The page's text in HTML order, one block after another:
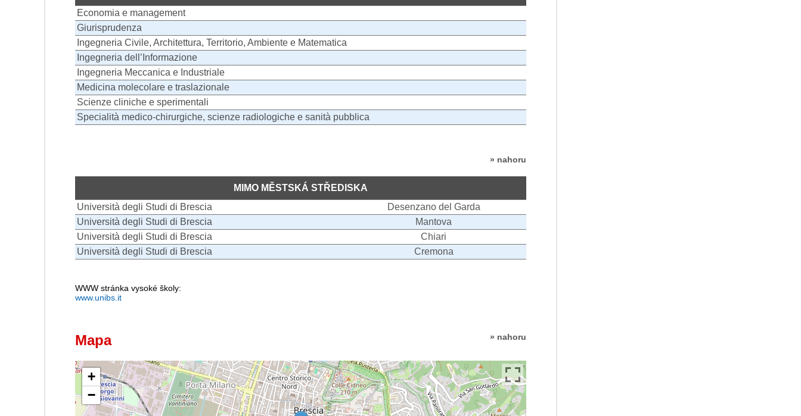
Economia e management
Giurisprudenza
Ingegneria Civile, Architettura, Territorio, Ambiente e Matematica
Ingegneria dell’Informazione
Ingegneria Meccanica e Industriale
Medicina molecolare e traslazionale
Scienze cliniche e sperimentali
Specialità medico-chirurgiche, scienze radiologiche e sanità pubblica
» nahoru
MIMO MĚSTSKÁ STŘEDISKA
Università degli Studi di Brescia
Desenzano del Garda
Università degli Studi di Brescia
Mantova
Università degli Studi di Brescia
Chiari
Università degli Studi di Brescia
Cremona
WWW stránka vysoké školy:
www.unibs.it
» nahoru
Mapa
+
−